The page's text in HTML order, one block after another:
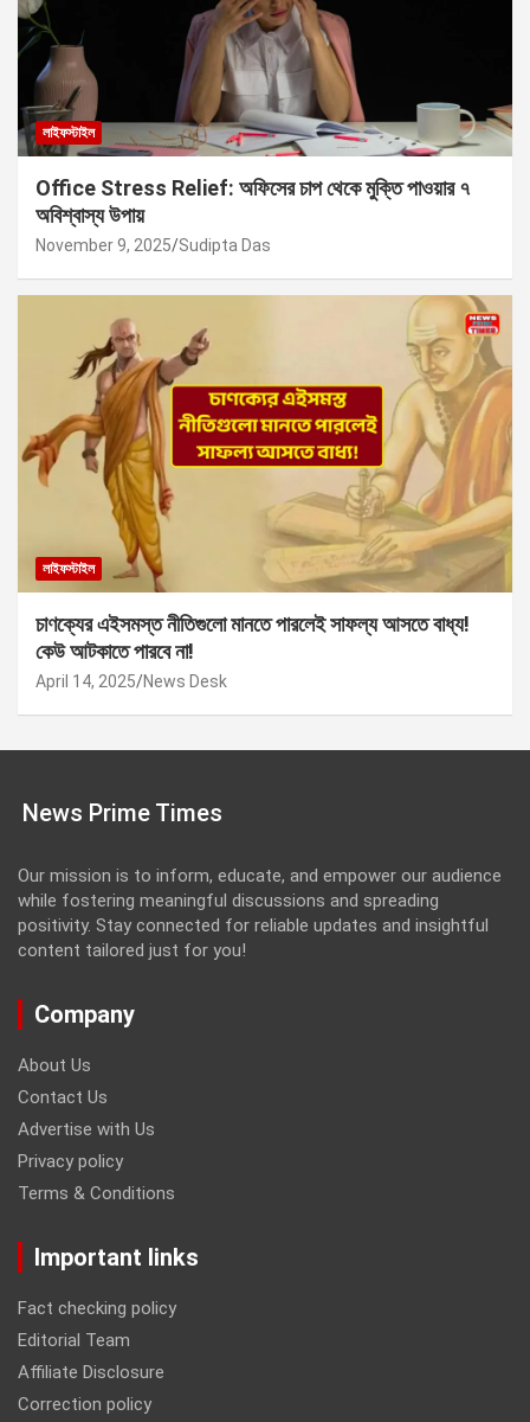
লাইফস্টাইল
Office Stress Relief: অফিসের চাপ থেকে মুক্তি পাওয়ার ৭
অবিশ্বাস্য উপায়
November 9, 2025 Sudipta Das
লাইফস্টাইল
চাণক্যের এইসমস্ত নীতিগুলো মানতে পারলেই সাফল্য আসতে বাধ্য!
কেউ আটকাতে পারবে না!
April 14, 2025 News Desk
News Prime Times
Our mission is to inform, educate, and empower our audience
while fostering meaningful discussions and spreading
positivity. Stay connected for reliable updates and insightful
content tailored just for you!
Company
About Us
Contact Us
Advertise with Us
Privacy policy
Terms & Conditions
Important links
Fact checking policy
Editorial Team
Affiliate Disclosure
Correction policy